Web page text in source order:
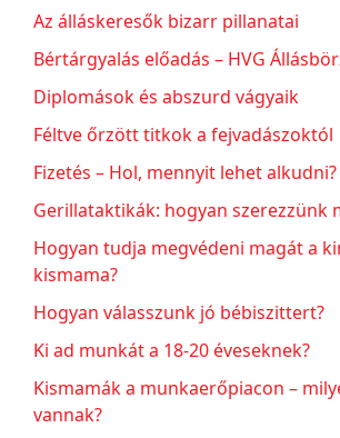
Az álláskeresők bizarr pillanatai
Bértárgyalás előadás – HVG
Diplomások és abszurd vágyaik
Féltve őrzött titkok a fejvadászoktól
Fizetés – Hol, mennyit lehet alkudni?
Gerillataktikák: hogyan szerezzünk
Hogyan tudja megvédeni magát a
kismama?
Hogyan válasszunk jó bébiszittert?
Ki ad munkát a 18-20 éveseknek?
Kismamák a munkaerőpiacon –
vannak?